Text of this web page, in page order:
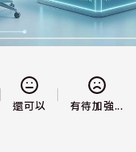
還可以 有待加強...